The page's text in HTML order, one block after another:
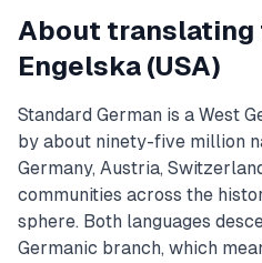
About translating
Engelska (USA)
Standard German is a West
by about ninety-five million
Germany, Austria,
communities across the
sphere. Both languages
Germanic branch, which